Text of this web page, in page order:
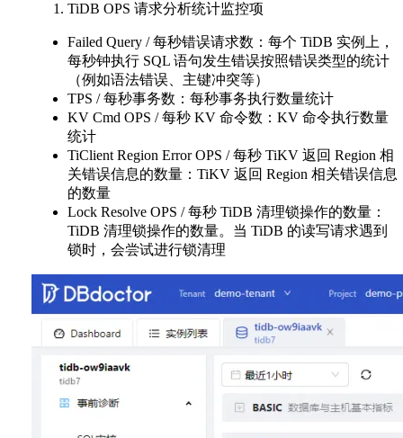
TiDB OPS 请求分析统计监控项
Failed Query / 每秒错误请求数：每个 TiDB 实例上，
每秒钟执行 SQL 语句发生错误按照错误类型的统计
（例如语法错误、主键冲突等）
TPS / 每秒事务数：每秒事务执行数量统计
KV Cmd OPS / 每秒 KV 命令数：KV 命令执行数量
统计
TiClient Region Error OPS / 每秒 TiKV 返回 Region 相
关错误信息的数量：TiKV 返回 Region 相关错误信息
的数量
Lock Resolve OPS / 每秒 TiDB 清理锁操作的数量：
TiDB 清理锁操作的数量。当 TiDB 的读写请求遇到
锁时，会尝试进行锁清理